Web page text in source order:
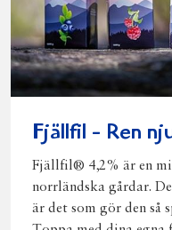
Fjällfil - Ren
Fjällfil® 4,2% är en
norrländska gårdar.
är det som gör den så